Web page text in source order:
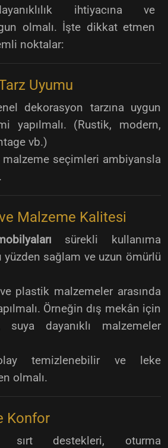
ihtiyacına ve
olmalı. İşte dikkat etmen
noktalar:
Uyumu
dekorasyon tarzına uygun
yapılmalı. (Rustik, modern,
vb.)
malzeme seçimleri ambiyansla
ve Malzeme Kalitesi
sürekli kullanıma
yüzden sağlam ve uzun ömürlü
plastik malzemeler arasında
Örneğin dış mekân için
suya dayanıklı malzemeler
temizlenebilir ve leke
olmalı.
Konfor
sırt destekleri, oturma